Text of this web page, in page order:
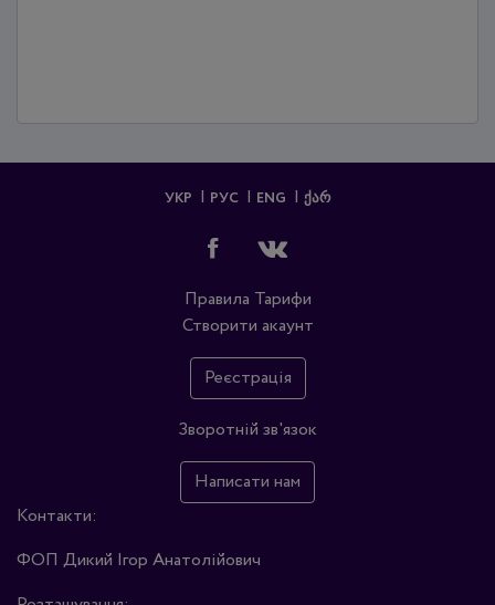
УКР РУС ENG ᲥᲐᲠ
Правила Тарифи
Створити акаунт
Реєстрація
Зворотній зв'язок
Написати нам
Контакти:
ФОП Дикий Ігор Анатолійович